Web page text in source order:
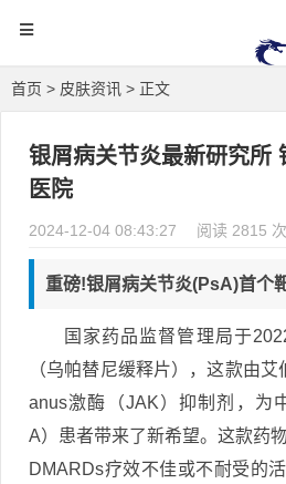
首页 > 皮肤资讯 > 正文
银屑病关节炎最新研究所
医院
2024-12-04 08:43:27 阅读 2815 次
重磅!银屑病关节炎(PsA)首个
国家药品监督管理局于
（乌帕替尼缓释片），这款由
anus激酶（JAK）抑制剂，为
A）患者带来了新希望。这款药
DMARDs疗效不佳或不耐受的